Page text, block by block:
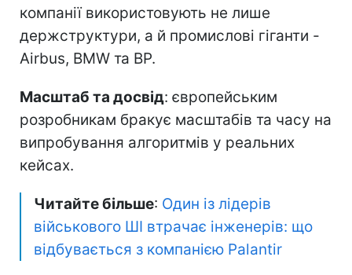
компанії використовують не лише
держструктури, а й промислові гіганти -
Airbus, BMW та BP.
Масштаб та досвід: європейським
розробникам бракує масштабів та часу на
випробування алгоритмів у реальних
кейсах.
Читайте більше: Один із лідерів
військового ШІ втрачає інженерів: що
відбувається з компанією Palantir